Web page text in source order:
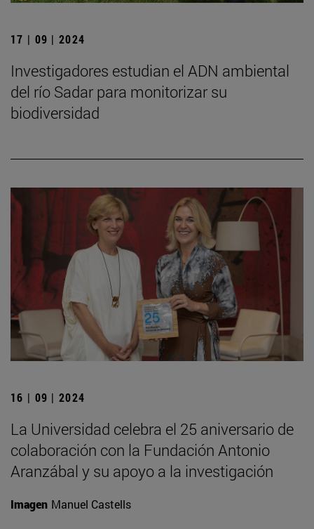
17 | 09 | 2024
Investigadores estudian el ADN ambiental
del río Sadar para monitorizar su
biodiversidad
16 | 09 | 2024
La Universidad celebra el 25 aniversario de
colaboración con la Fundación Antonio
Aranzábal y su apoyo a la investigación
Imagen Manuel Castells